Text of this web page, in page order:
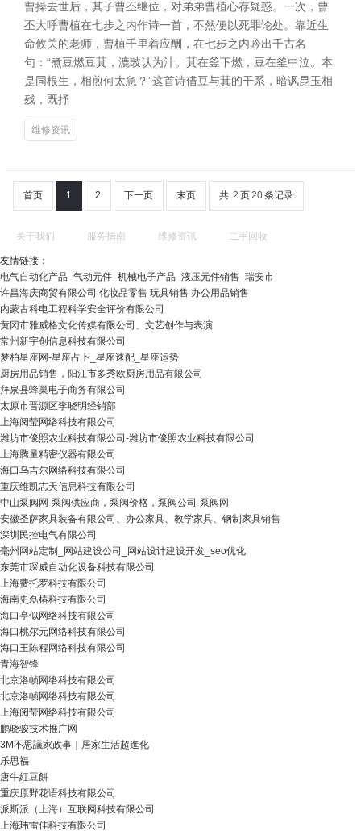
曹操去世后，其子曹丕继位，对弟弟曹植心存疑惑。一次，曹
丕大呼曹植在七步之内作诗一首，不然便以死罪论处。靠近生
命攸关的老师，曹植千里着应酬，在七步之内吟出千古名
句：“煮豆燃豆萁，漉豉认为汁。萁在釜下燃，豆在釜中泣。本
是同根生，相煎何太急？”这首诗借豆与萁的干系，暗讽昆玉相
残，既抒
维修资讯
首页 1 2 下一页 末页 共 2 页20条记录
关于我们 服务指南 维修资讯 二手回收
友情链接：
电气自动化产品_气动元件_机械电子产品_液压元件销售_瑞安市
许昌海庆商贸有限公司 化妆品零售 玩具销售 办公用品销售
内蒙古科电工程科学安全评价有限公司
黄冈市雅威格文化传媒有限公司、文艺创作与表演
常州新宇创信息科技有限公司
梦柏星座网-星座占卜_星座速配_星座运势
厨房用品销售，阳江市多秀欧厨房用品有限公司
拜泉县蜂巢电子商务有限公司
太原市晋源区李晓明经销部
上海阅莹网络科技有限公司
潍坊市俊照农业科技有限公司-潍坊市俊照农业科技有限公司
上海腾量精密仪器有限公司
海口乌吉尔网络科技有限公司
重庆维凯志天信息科技有限公司
中山泵阀网-泵阀供应商，泵阀价格，泵阀公司-泵阀网
安徽圣萨家具装备有限公司、办公家具、教学家具、钢制家具销售
深圳民控电气有限公司
毫州网站定制_网站建设公司_网站设计建设开发_seo优化
东莞市琛威自动化设备科技有限公司
上海费托罗科技有限公司
海南史磊椿科技有限公司
海口亭似网络科技有限公司
海口桃尔元网络科技有限公司
海口王陈程网络科技有限公司
青海智锋
北京洛帧网络科技有限公司
北京洛帧网络科技有限公司
上海阅莹网络科技有限公司
鹏晓骏技术推广网
3M不思議家政事｜居家生活超進化
乐思福
唐牛紅豆餅
重庆原野花语科技有限公司
派斯派（上海）互联网科技有限公司
上海玮雷佳科技有限公司